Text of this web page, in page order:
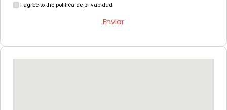
I agree to the política de privacidad.
Enviar